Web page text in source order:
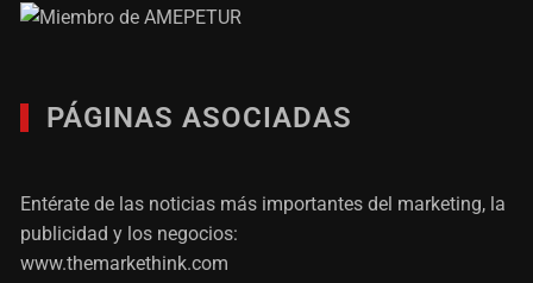
PÁGINAS ASOCIADAS
Entérate de las noticias más importantes del marketing, la
publicidad y los negocios:
www.themarkethink.com